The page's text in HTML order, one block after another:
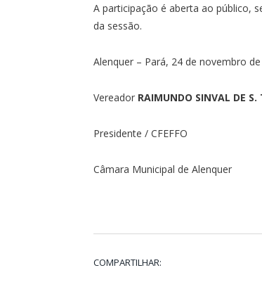
A participação é aberta ao público,
da sessão.
Alenquer – Pará, 24 de novembro de
Vereador RAIMUNDO SINVAL DE S.
Presidente / CFEFFO
Câmara Municipal de Alenquer
COMPARTILHAR: